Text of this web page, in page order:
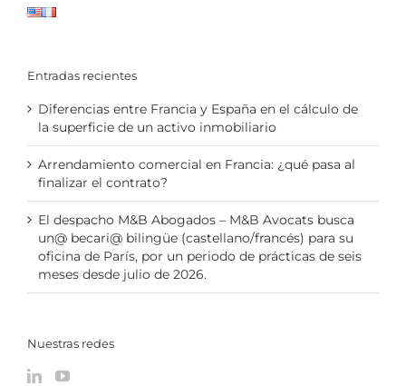
Entradas recientes
Diferencias entre Francia y España en el cálculo de
la superficie de un activo inmobiliario
Arrendamiento comercial en Francia: ¿qué pasa al
finalizar el contrato?
El despacho M&B Abogados – M&B Avocats busca
un@ becari@ bilingüe (castellano/francés) para su
oficina de París, por un periodo de prácticas de seis
meses desde julio de 2026.
Nuestras redes